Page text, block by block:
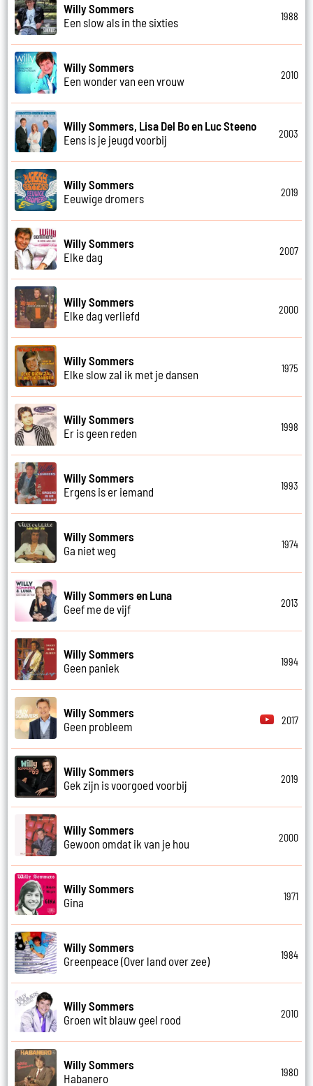
Willy Sommers
Een slow als in the sixties
1988
Willy Sommers
Een wonder van een vrouw
2010
Willy Sommers, Lisa Del Bo en Luc Steeno
Eens is je jeugd voorbij
2003
Willy Sommers
Eeuwige dromers
2019
Willy Sommers
Elke dag
2007
Willy Sommers
Elke dag verliefd
2000
Willy Sommers
Elke slow zal ik met je dansen
1975
Willy Sommers
Er is geen reden
1998
Willy Sommers
Ergens is er iemand
1993
Willy Sommers
Ga niet weg
1974
Willy Sommers en Luna
Geef me de vijf
2013
Willy Sommers
Geen paniek
1994
Willy Sommers
Geen probleem
2017
Willy Sommers
Gek zijn is voorgoed voorbij
2019
Willy Sommers
Gewoon omdat ik van je hou
2000
Willy Sommers
Gina
1971
Willy Sommers
Greenpeace (Over land over zee)
1984
Willy Sommers
Groen wit blauw geel rood
2010
Willy Sommers
Habanero
1980